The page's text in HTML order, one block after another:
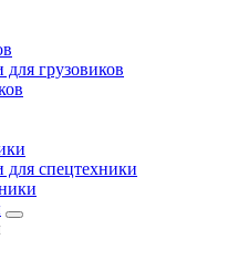
грузовиков
спецтехники